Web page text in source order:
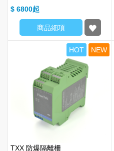
$ 6800
商品細項
HOT NEW
TXX 防爆隔離柵